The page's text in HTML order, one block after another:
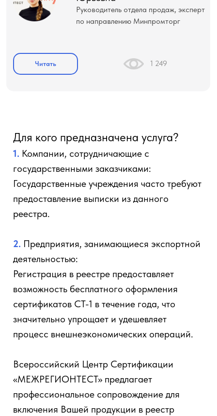
Читать
Руководитель отдела продаж, эксперт
по направлению Минпромторг
1 249
Для кого предназначена услуга?
1. Компании, сотрудничающие с
государственными заказчиками:
Государственные учреждения часто требуют
предоставление выписки из данного
реестра.
2. Предприятия, занимающиеся экспортной
деятельностью:
Регистрация в реестре предоставляет
возможность бесплатного оформления
сертификатов СТ-1 в течение года, что
значительно упрощает и удешевляет
процесс внешнеэкономических операций.
Всероссийский Центр Сертификации
«МЕЖРЕГИОНТЕСТ» предлагает
профессиональное сопровождение для
включения Вашей продукции в реестр